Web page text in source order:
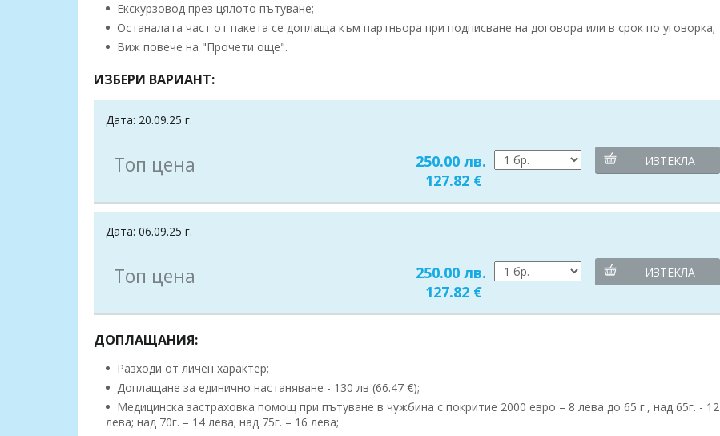
Екскурзовод през цялото пътуване;
Останалата част от пакета се доплаща към партньора при подписване на договора или в срок по уговорка;
Виж повече на "Прочети още".
ИЗБЕРИ ВАРИАНТ:
Дата: 20.09.25 г.
Топ цена
250.00 лв.
127.82 €
ИЗТЕКЛА
Дата: 06.09.25 г.
Топ цена
250.00 лв.
127.82 €
ИЗТЕКЛА
ДОПЛАЩАНИЯ:
Разходи от личен характер;
Доплащане за единично настаняване - 130 лв (66.47 €);
Медицинска застраховка помощ при пътуване в чужбина с покритие 2000 евро – 8 лева до 65 г., над 65г. - 12
лева; над 70г. – 14 лева; над 75г. – 16 лева;